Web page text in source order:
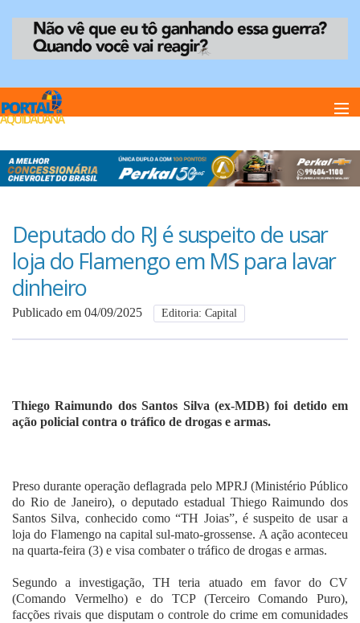
Home
Anuncie
Anuncie
Deputado do RJ é suspeito de usar
loja do Flamengo em MS para lavar
dinheiro
Publicado em 04/09/2025 Editoria: Capital
Thiego Raimundo dos Santos Silva (ex-MDB) foi detido em
ação policial contra o tráfico de drogas e armas.
Preso durante operação deflagrada pelo MPRJ (Ministério Público
do Rio de Janeiro), o deputado estadual Thiego Raimundo dos
Santos Silva, conhecido como “TH Joias”, é suspeito de usar a
loja do Flamengo na capital sul-mato-grossense. A ação aconteceu
na quarta-feira (3) e visa combater o tráfico de drogas e armas.
Segundo a investigação, TH teria atuado em favor do CV
(Comando Vermelho) e do TCP (Terceiro Comando Puro),
facções rivais que disputam o controle do crime em comunidades